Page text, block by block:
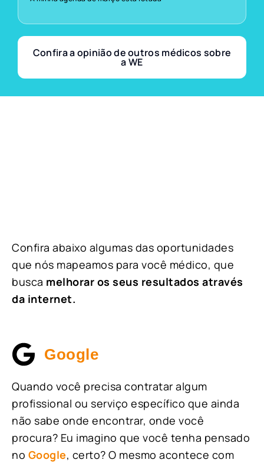
Confira a opinião de outros médicos sobre
a WE
Confira abaixo algumas das oportunidades
que nós mapeamos para você médico, que
busca melhorar os seus resultados através
da internet.
Google
Quando você precisa contratar algum
profissional ou serviço específico que ainda
não sabe onde encontrar, onde você
procura? Eu imagino que você tenha pensado
no Google, certo? O mesmo acontece com